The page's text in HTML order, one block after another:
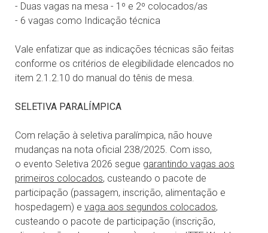
- Duas vagas na mesa - 1º e 2º colocados/as
- 6 vagas como Indicação técnica
Vale enfatizar que as indicações técnicas são feitas
conforme os critérios de elegibilidade elencados no
item 2.1.2.10 do manual do tênis de mesa.
SELETIVA PARALÍMPICA
Com relação à seletiva paralímpica, não houve
mudanças na nota oficial 238/2025. Com isso,
o evento Seletiva 2026 segue garantindo vagas aos
primeiros colocados, custeando o pacote de
participação (passagem, inscrição, alimentação e
hospedagem) e vaga aos segundos colocados,
custeando o pacote de participação (inscrição,